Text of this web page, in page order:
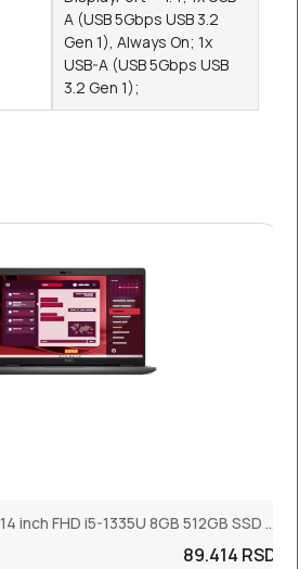
A (USB 5Gbps USB 3.2
Gen 1), Always On; 1x
USB-A (USB 5Gbps USB
3.2 Gen 1);
DELL Latitude 3450 14 inch FHD i5-1335U 8GB 512GB SSD Backlit FP Ub...
89.414 RSD.